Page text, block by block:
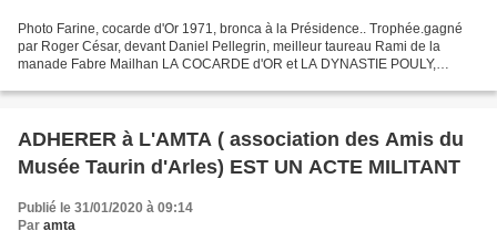
Photo Farine, cocarde d'Or 1971, bronca à la Présidence.. Trophée.gagné
par Roger César, devant Daniel Pellegrin, meilleur taureau Rami de la
manade Fabre Mailhan LA COCARDE d'OR et LA DYNASTIE POULY,
ADHERER à L'AMTA ( association des Amis du
Musée Taurin d'Arles) EST UN ACTE MILITANT
Publié le 31/01/2020 à 09:14
Par amta